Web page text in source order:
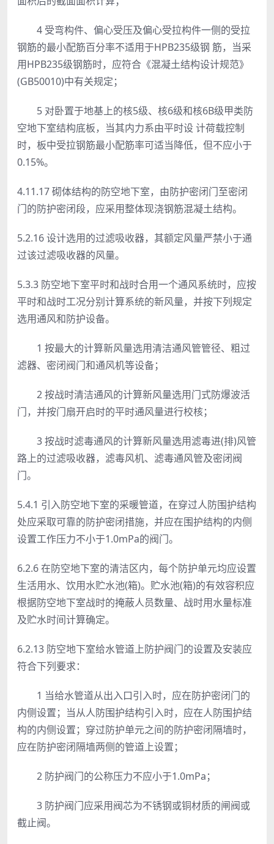
4 受弯构件、偏心受压及偏心受拉构件一侧的受拉
钢筋的最小配筋百分率不适用于HPB235级钢 筋，当采
用HPB235级钢筋时，应符合《混凝土结构设计规范》
(GB50010)中有关规定；
5 对卧置于地基上的核5级、核6级和核6B级甲类防
空地下室结构底板，当其内力系由平时设 计荷载控制
时，板中受拉钢筋最小配筋率可适当降低，但不应小于
0.15%。
4.11.17 砌体结构的防空地下室，由防护密闭门至密闭
门的防护密闭段，应采用整体现浇钢筋混凝土结构。
5.2.16 设计选用的过滤吸收器，其额定风量严禁小于通
过该过滤吸收器的风量。
5.3.3 防空地下室平时和战时合用一个通风系统时，应按
平时和战时工况分别计算系统的新风量，并按下列规定
选用通风和防护设备。
1 按最大的计算新风量选用清洁通风管管径、粗过
滤器、密闭阀门和通风机等设备；
2 按战时清洁通风的计算新风量选用门式防爆波活
门，并按门扇开启时的平时通风量进行校核；
3 按战时滤毒通风的计算新风量选用滤毒进(排)风管
路上的过滤吸收器，滤毒风机、滤毒通风管及密闭阀
门。
5.4.1 引入防空地下室的采暖管道，在穿过人防围护结构
处应采取可靠的防护密闭措施，并应在围护结构的内侧
设置工作压力不小于1.0mPa的阀门。
6.2.6 在防空地下室的清洁区内，每个防护单元均应设置
生活用水、饮用水贮水池(箱)。贮水池(箱)的有效容积应
根据防空地下室战时的掩蔽人员数量、战时用水量标准
及贮水时间计算确定。
6.2.13 防空地下室给水管道上防护阀门的设置及安装应
符合下列要求：
1 当给水管道从出入口引入时，应在防护密闭门的
内侧设置；当从人防围护结构引入时，应在人防围护结
构的内侧设置；穿过防护单元之间的防护密闭隔墙时，
应在防护密闭隔墙两侧的管道上设置；
2 防护阀门的公称压力不应小于1.0mPa；
3 防护阀门应采用阀芯为不锈钢或铜材质的闸阀或
截止阀。